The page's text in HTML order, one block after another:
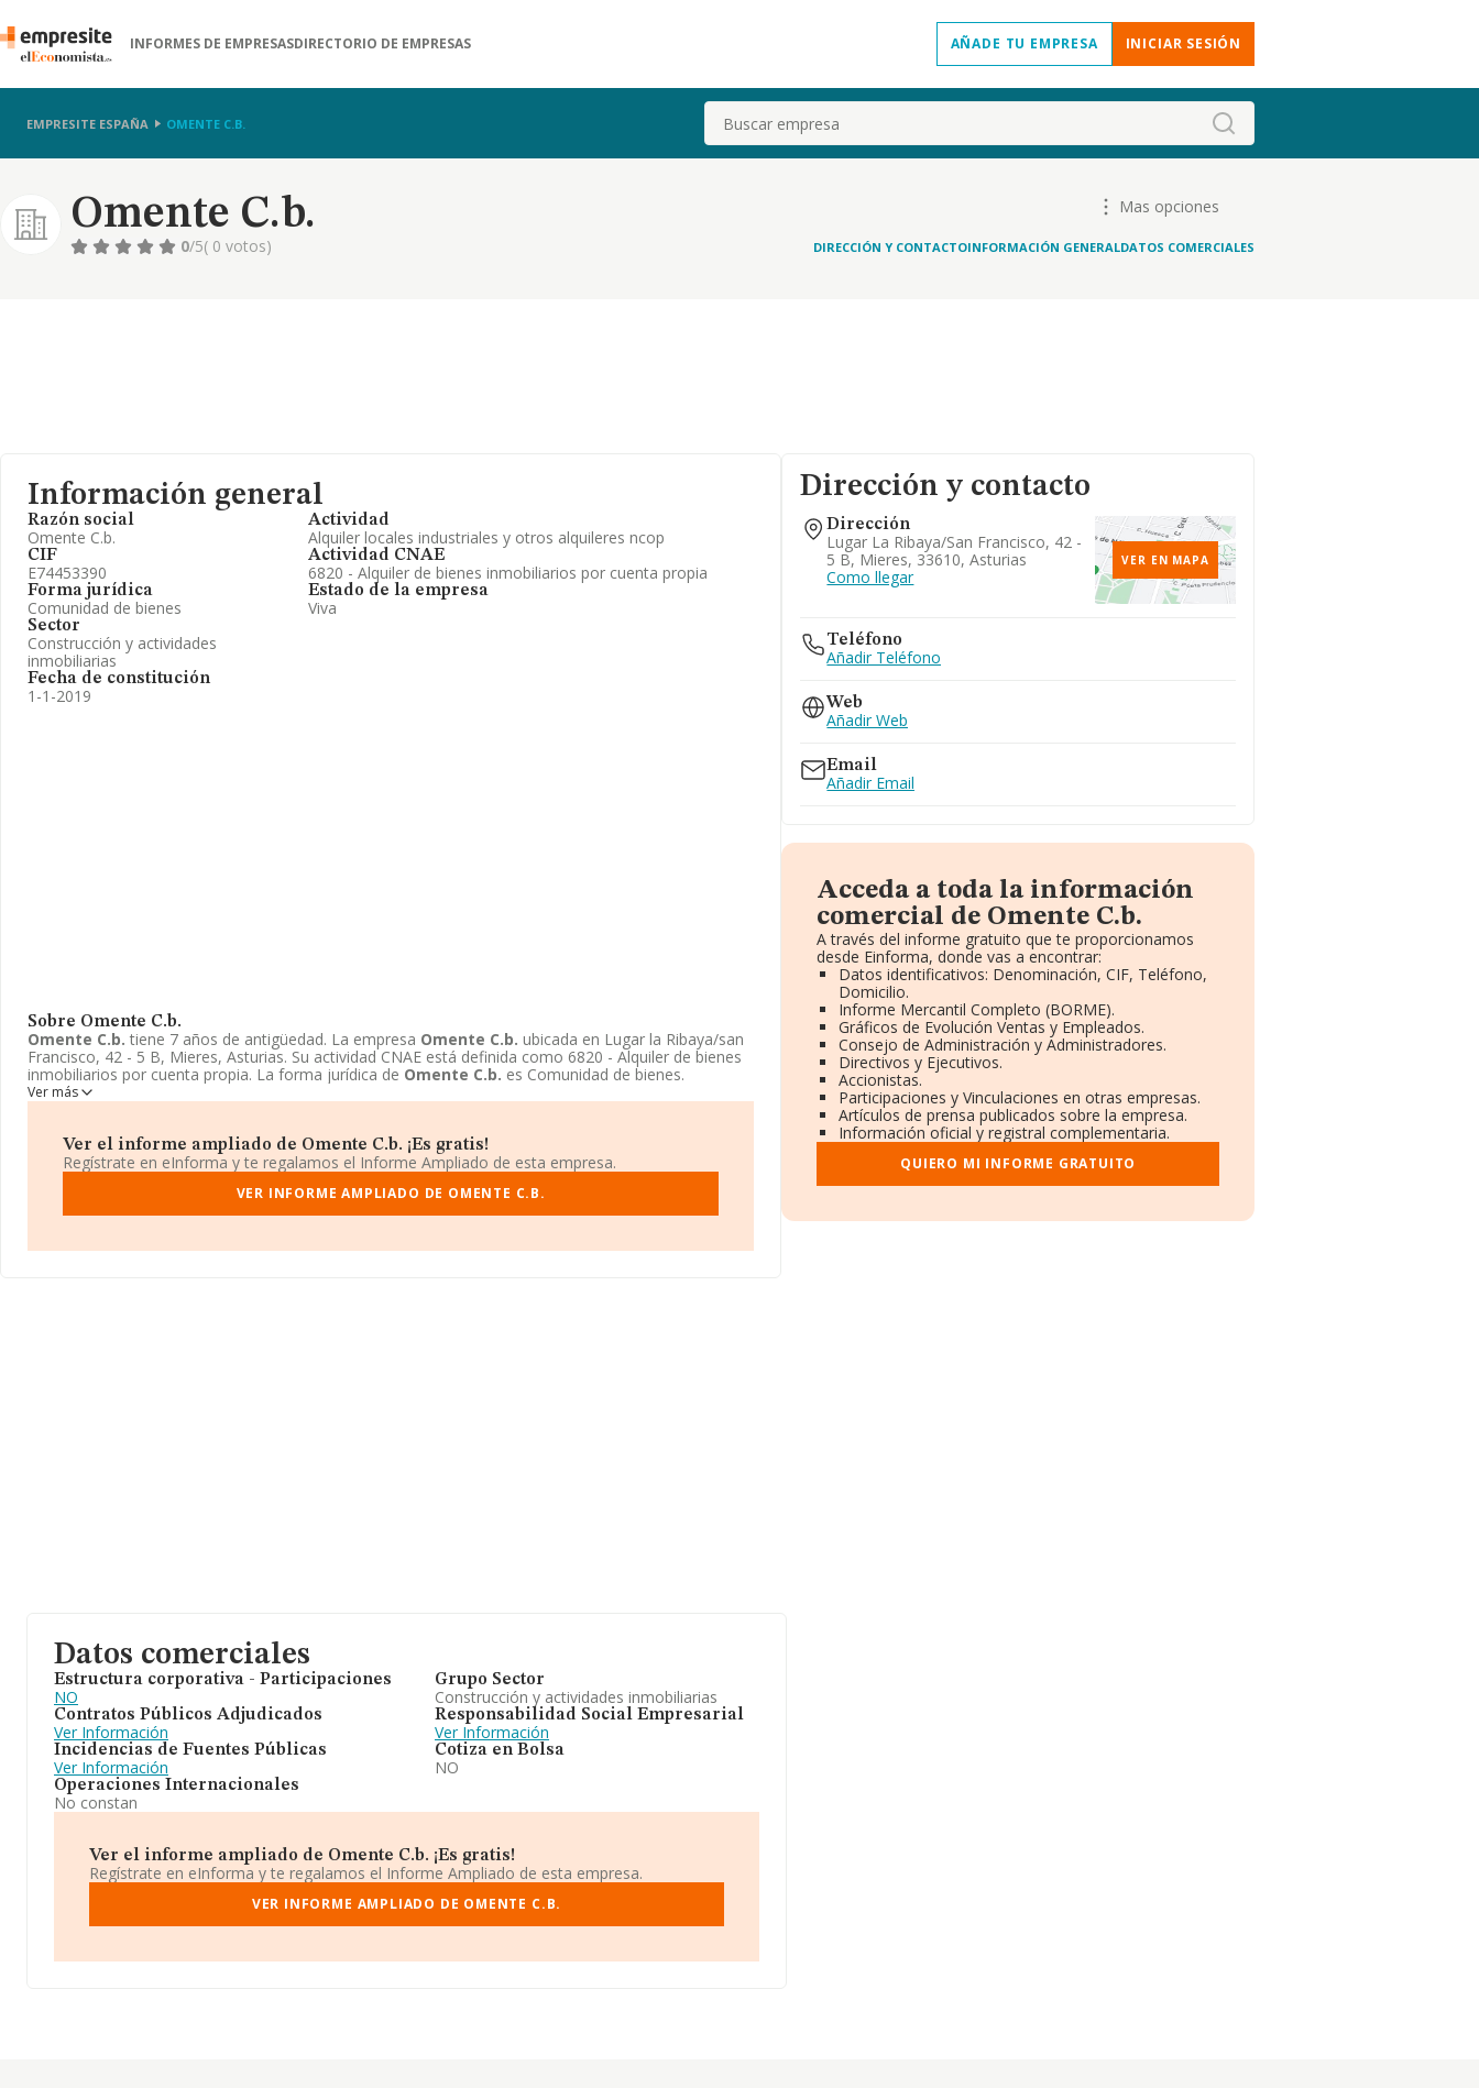
INFORMES DE EMPRESASDIRECTORIO DE EMPRESAS AÑADE TU EMPRESA INICIAR SESIÓN
EMPRESITE ESPAÑA OMENTE C.B. Buscar
Omente C.b.
Mas opciones
0/5( 0 votos) DIRECCIÓN Y CONTACTOINFORMACIÓN GENERALDATOS COMERCIALES
Información general
Razón social
Omente C.b.
CIF
E74453390
Forma jurídica
Comunidad de bienes
Sector
Construcción y actividades
inmobiliarias
Fecha de constitución
1-1-2019
Actividad
Alquiler locales industriales y otros alquileres ncop
Actividad CNAE
6820 - Alquiler de bienes inmobiliarios por cuenta propia
Estado de la empresa
Viva
Sobre Omente C.b.
Omente C.b. tiene 7 años de antigüedad. La empresa Omente C.b. ubicada en Lugar la Ribaya/san
Francisco, 42 - 5 B, Mieres, Asturias. Su actividad CNAE está definida como 6820 - Alquiler de bienes
inmobiliarios por cuenta propia. La forma jurídica de Omente C.b. es Comunidad de bienes.
Ver más
Ver el informe ampliado de Omente C.b. ¡Es gratis!
Regístrate en eInforma y te regalamos el Informe Ampliado de esta empresa.
VER INFORME AMPLIADO DE OMENTE C.B.
Dirección y contacto
Dirección
Lugar La Ribaya/san Francisco, 42 -
5 B, Mieres, 33610, Asturias
Como llegar
VER EN MAPA
Teléfono
Añadir Teléfono
Web
Añadir Web
Email
Añadir Email
Acceda a toda la información
comercial de Omente C.b.
A través del informe gratuito que te proporcionamos
desde Einforma, donde vas a encontrar:
Datos identificativos: Denominación, CIF, Teléfono,
Domicilio.
Informe Mercantil Completo (BORME).
Gráficos de Evolución Ventas y Empleados.
Consejo de Administración y Administradores.
Directivos y Ejecutivos.
Accionistas.
Participaciones y Vinculaciones en otras empresas.
Artículos de prensa publicados sobre la empresa.
Información oficial y registral complementaria.
QUIERO MI INFORME GRATUITO
Datos comerciales
Estructura corporativa - Participaciones
NO
Contratos Públicos Adjudicados
Ver Información
Incidencias de Fuentes Públicas
Ver Información
Operaciones Internacionales
No constan
Grupo Sector
Construcción y actividades inmobiliarias
Responsabilidad Social Empresarial
Ver Información
Cotiza en Bolsa
NO
Ver el informe ampliado de Omente C.b. ¡Es gratis!
Regístrate en eInforma y te regalamos el Informe Ampliado de esta empresa.
VER INFORME AMPLIADO DE OMENTE C.B.